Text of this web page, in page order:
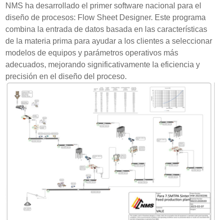
NMS ha desarrollado el primer software nacional para el
diseño de procesos: Flow Sheet Designer. Este programa
combina la entrada de datos basada en las características
de la materia prima para ayudar a los clientes a seleccionar
modelos de equipos y parámetros operativos más
adecuados, mejorando significativamente la eficiencia y
precisión en el diseño del proceso.